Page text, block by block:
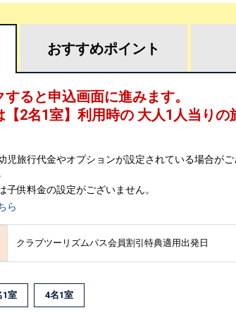
おすすめポイント
ると申込画面に進みます。
【2名1室】利用時の 大人1人当りの
児旅行代金やオプションが設定されている場合が
供料金の設定がございません。
ら
クラブツーリズムパス会員割引特典適用出発日
1室 4名1室